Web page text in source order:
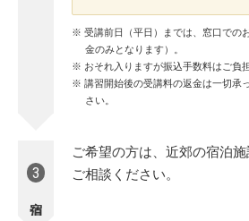
受講前日（平日）までは、窓口での
金のみとなります）。
おそれ入りますが振込手数料はご負
講習開始後の受講料の返金は一切承
さい。
3
ご希望の方は、近郊の宿泊
ご相談ください。